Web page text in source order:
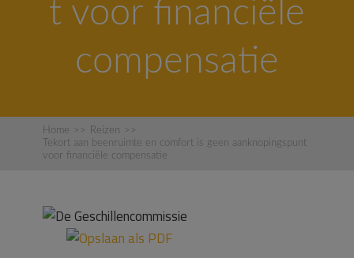
t voor financiële
compensatie
Home >> Reizen
>>
Tekort aan beenruimte en comfort is geen aanknopingspunt
voor financiële compensatie